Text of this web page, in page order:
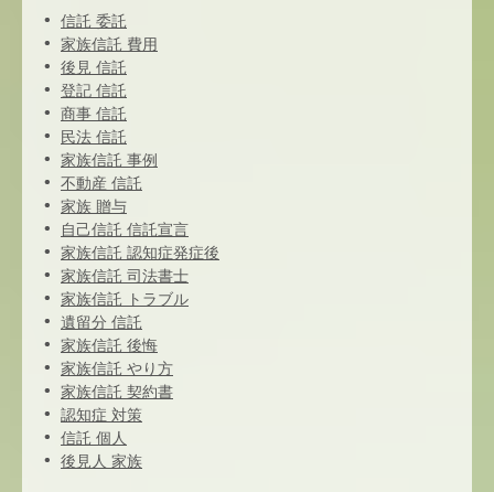
信託 委託
家族信託 費用
後見 信託
登記 信託
商事 信託
民法 信託
家族信託 事例
不動産 信託
家族 贈与
自己信託 信託宣言
家族信託 認知症発症後
家族信託 司法書士
家族信託 トラブル
遺留分 信託
家族信託 後悔
家族信託 やり方
家族信託 契約書
認知症 対策
信託 個人
後見人 家族